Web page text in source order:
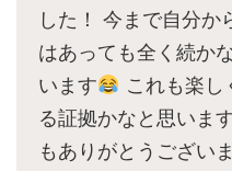
した！ 今まで自分か
はあっても全く続か
います
これも楽し
る証拠かなと思いま
もありがとうござい